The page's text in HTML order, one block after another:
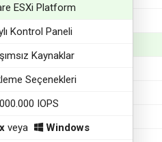
ESXi Platform
Kontrol Paneli
Kaynaklar
Seçenekleri
IOPS
veya Windows